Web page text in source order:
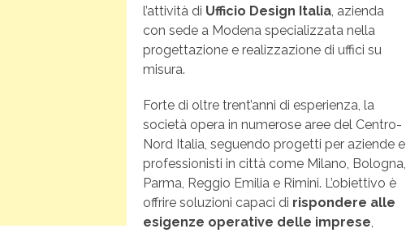
l’attività di Ufficio Design Italia, azienda
con sede a Modena specializzata nella
progettazione e realizzazione di uffici su
misura.
Forte di oltre trent’anni di esperienza, la
società opera in numerose aree del Centro-
Nord Italia, seguendo progetti per aziende e
professionisti in città come Milano, Bologna,
Parma, Reggio Emilia e Rimini. L’obiettivo è
offrire soluzioni capaci di rispondere alle
esigenze operative delle imprese,